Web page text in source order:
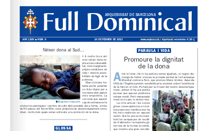
www.arqbcn.cat / Aportació voluntària: 0,30